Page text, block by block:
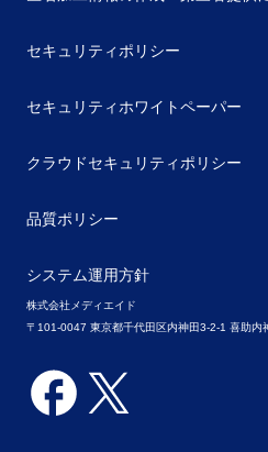
株式会社メディエイド
〒101-0047 東京都千代田区内神田3-2-1 喜助内
セキュリティポリシー
セキュリティホワイトペーパー
クラウドセキュリティポリシー
品質ポリシー
システム運用方針